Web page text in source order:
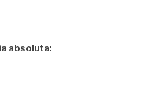
absoluta: